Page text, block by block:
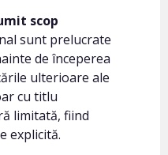
scop
sunt prelucrate
de începerea
ulterioare ale
cu titlu
limitată, fiind
explicită.